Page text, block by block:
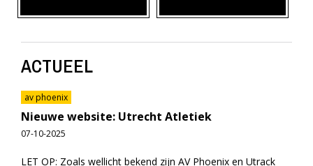
ACTUEEL
av phoenix
Nieuwe website: Utrecht Atletiek
07-10-2025
LET OP: Zoals wellicht bekend zijn AV Phoenix en Utrack